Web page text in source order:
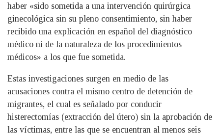
haber «sido sometida a una intervención quirúrgica
ginecológica sin su pleno consentimiento, sin haber
recibido una explicación en español del diagnóstico
médico ni de la naturaleza de los procedimientos
médicos» a los que fue sometida.
Estas investigaciones surgen en medio de las
acusaciones contra el mismo centro de detención de
migrantes, el cual es señalado por conducir
histerectomías (extracción del útero) sin la aprobación de
las víctimas, entre las que se encuentran al menos seis